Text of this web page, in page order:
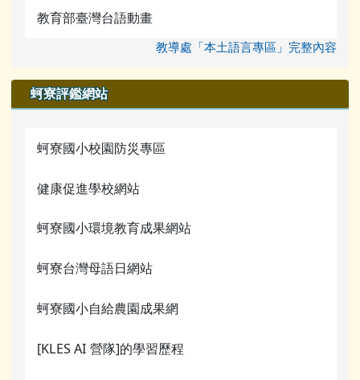
教育部臺灣台語動畫
教導處「本土語言專區」完整內容
蚵寮評鑑網站
蚵寮國小校園防災專區
健康促進學校網站
蚵寮國小環境教育成果網站
蚵寮台灣母語日網站
蚵寮國小自給農園成果網
[KLES AI 營隊]的學習歷程